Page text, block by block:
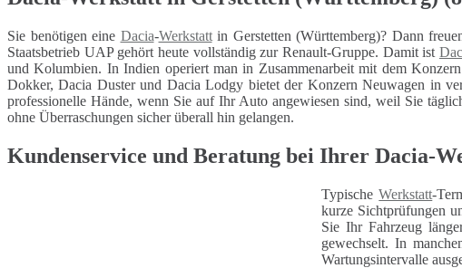
Sie benötigen eine Dacia-Werkstattin Gerstetten (Württemberg)? Dann
Staatsbetrieb UAP gehört heute vollständig zur Renault-Gruppe. Damit ist
und Kolumbien. In Indien operiert man in Zusammenarbeit mit dem
Dokker, Dacia Duster und Dacia Lodgy bietet der Konzern Neuwagen in
professionelle Hände, wenn Sie auf Ihr Auto angewiesen sind, weil Sie
ohne Überraschungen sicher überall hin gelangen.
Kundenservice und Beratung bei Ihrer Dacia-
TypischeWerkstatt-
kurze Sichtprüfungen
Sie Ihr Fahrzeug
gewechselt. In
Wartungsintervalle